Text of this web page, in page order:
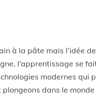
à la pâte mais l’idée
l’apprentissage se
modernes qui
dans le